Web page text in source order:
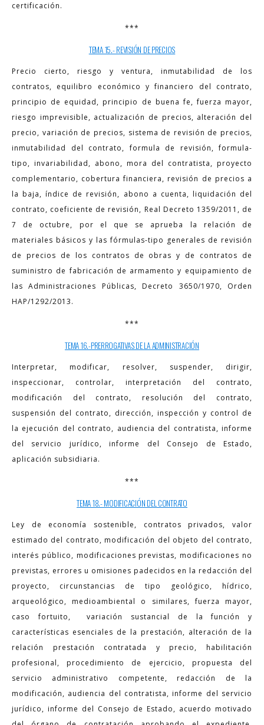
certificación.
***
TEMA 15.- REVISIÓN DE PRECIOS
Precio cierto, riesgo y ventura, inmutabilidad de los
contratos, equilibro económico y financiero del contrato,
principio de equidad, principio de buena fe, fuerza mayor,
riesgo imprevisible, actualización de precios, alteración del
precio, variación de precios, sistema de revisión de precios,
inmutabilidad del contrato, formula de revisión, formula-
tipo, invariabilidad, abono, mora del contratista, proyecto
complementario, cobertura financiera, revisión de precios a
la baja, índice de revisión, abono a cuenta, liquidación del
contrato, coeficiente de revisión, Real Decreto 1359/2011, de
7 de octubre, por el que se aprueba la relación de
materiales básicos y las fórmulas-tipo generales de revisión
de precios de los contratos de obras y de contratos de
suministro de fabricación de armamento y equipamiento de
las Administraciones Públicas, Decreto 3650/1970, Orden
HAP/1292/2013.
***
TEMA 16.-PRERROGATIVAS DE LA ADMINISTRACIÓN
Interpretar, modificar, resolver, suspender, dirigir,
inspeccionar, controlar, interpretación del contrato,
modificación del contrato, resolución del contrato,
suspensión del contrato, dirección, inspección y control de
la ejecución del contrato, audiencia del contratista, informe
del servicio jurídico, informe del Consejo de Estado,
aplicación subsidiaria.
***
TEMA 18.- MODIFICACIÓN DEL CONTRATO
Ley de economía sostenible, contratos privados, valor
estimado del contrato, modificación del objeto del contrato,
interés público, modificaciones previstas, modificaciones no
previstas, errores u omisiones padecidos en la redacción del
proyecto, circunstancias de tipo geológico, hídrico,
arqueológico, medioambiental o similares, fuerza mayor,
caso fortuito, variación sustancial de la función y
características esenciales de la prestación, alteración de la
relación prestación contratada y precio, habilitación
profesional, procedimiento de ejercicio, propuesta del
servicio administrativo competente, redacción de la
modificación, audiencia del contratista, informe del servicio
jurídico, informe del Consejo de Estado, acuerdo motivado